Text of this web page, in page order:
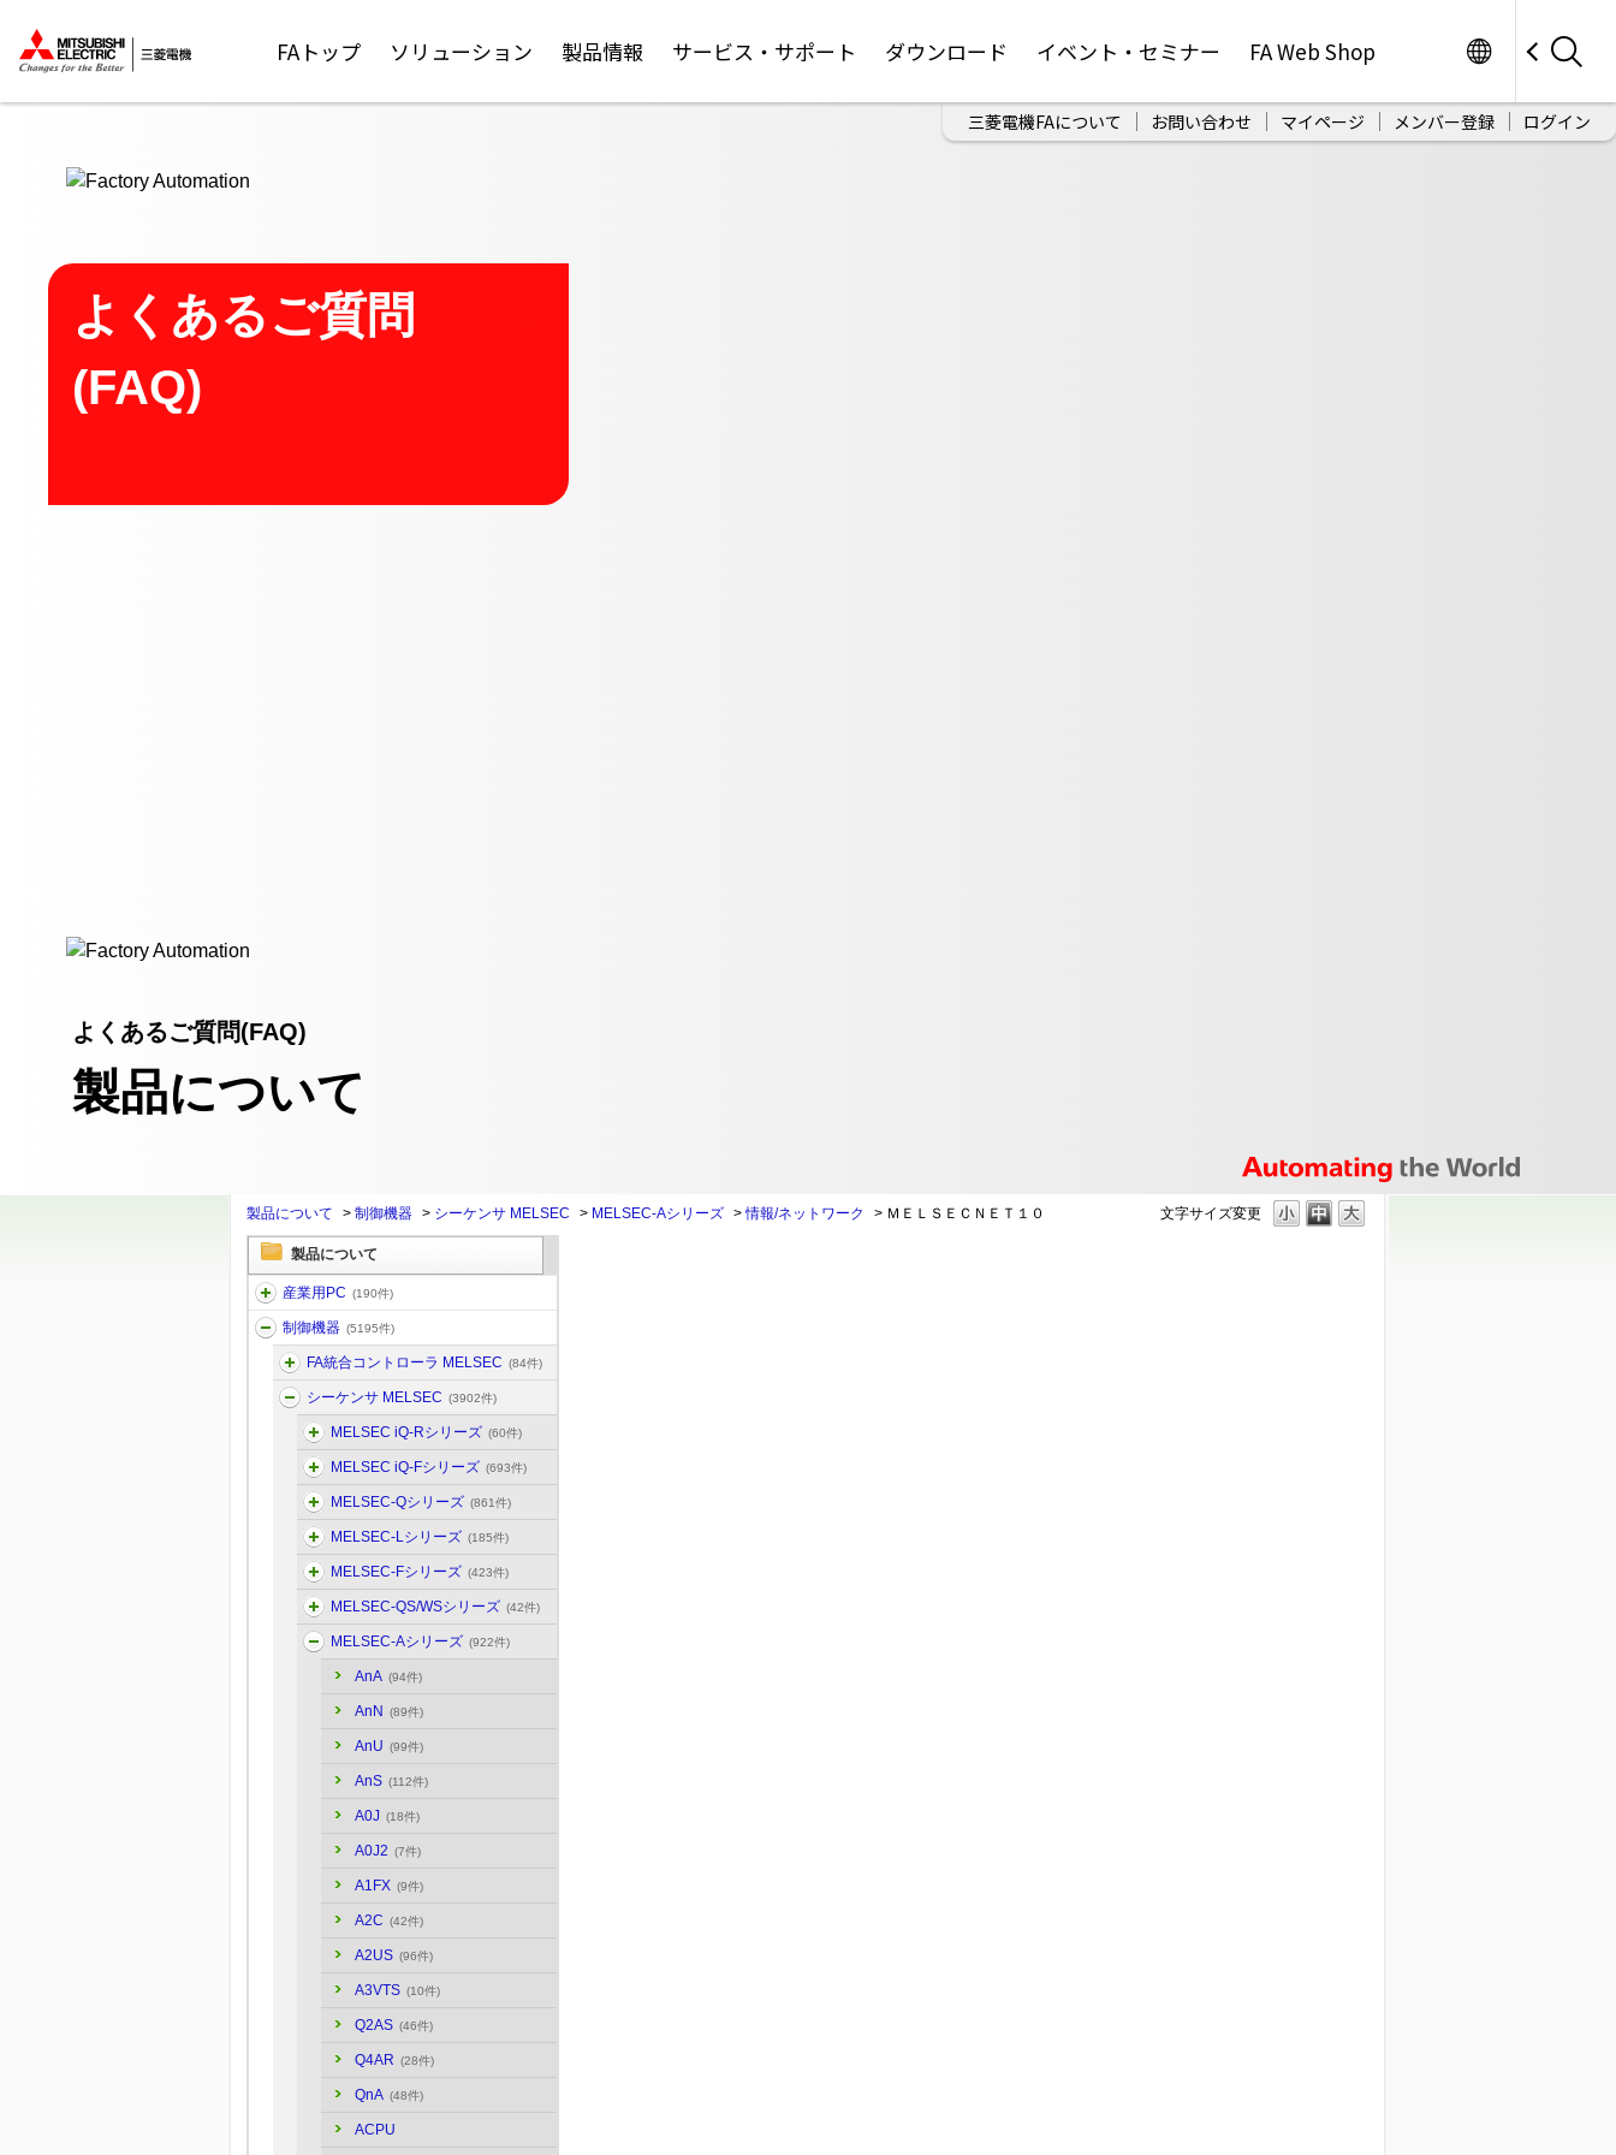
FAトップ ソリューション 製品情報 サービス・サポート ダウンロード イベント・セミナー FA Web Shop
三菱電機FAについて お問い合わせ マイページ メンバー登録 ログイン
よくあるご質問
(FAQ)
よくあるご質問(FAQ)
製品について
文字サイズ変更
製品について > 制御機器 > シーケンサ MELSEC > MELSEC-Aシリーズ >情報/ネットワーク > ＭＥＬＳＥＣＮＥＴ１０
製品について
産業用PC (190件)
制御機器 (5195件)
FA統合コントローラ MELSEC (84件)
シーケンサ MELSEC (3902件)
MELSEC iQ-Rシリーズ (60件)
MELSEC iQ-Fシリーズ (693件)
MELSEC-Qシリーズ (861件)
MELSEC-Lシリーズ (185件)
MELSEC-Fシリーズ (423件)
MELSEC-QS/WSシリーズ (42件)
MELSEC-Aシリーズ (922件)
AnA (94件)
AnN (89件)
AnU (99件)
AnS (112件)
A0J (18件)
A0J2 (7件)
A1FX (9件)
A2C (42件)
A2US (96件)
A3VTS (10件)
Q2AS (46件)
Q4AR (28件)
QnA (48件)
ACPU